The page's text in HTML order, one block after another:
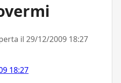
il 29/12/2009 18:27
18:27